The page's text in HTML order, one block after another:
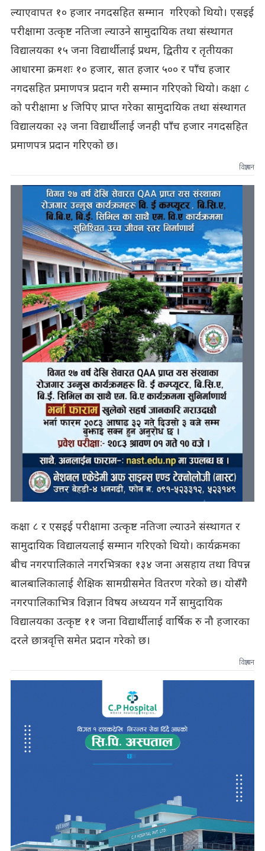
ल्याएवापत १० हजार नगदसहित सम्मान गरिएको थियो। एसइई
परीक्षामा उत्कृष्ट नतिजा ल्याउने सामुदायिक तथा संस्थागत
विद्यालयका १५ जना विद्यार्थीलाई प्रथम, द्वितीय र तृतीयका
आधारमा क्रमशः १० हजार, सात हजार ५०० र पाँच हजार
नगदसहित प्रमाणपत्र प्रदान गरी सम्मान गरिएको थियो। कक्षा ८
को परीक्षामा ४ जिपिए प्राप्त गरेका सामुदायिक तथा संस्थागत
विद्यालयका २३ जना विद्यार्थीलाई जनही पाँच हजार नगदसहित
प्रमाणपत्र प्रदान गरिएको छ।
विज्ञापन
कक्षा ८ र एसइई परीक्षामा उत्कृष्ट नतिजा ल्याउने संस्थागत र
सामुदायिक विद्यालयलाई सम्मान गरिएको थियो। कार्यक्रमका
बीच नगरपालिकाले नगरभित्रका १३४ जना असहाय तथा विपन्न
बालबालिकालाई शैक्षिक सामग्रीसमेत वितरण गरेको छ। योसँगै
नगरपालिकाभित्र विज्ञान विषय अध्ययन गर्ने सामुदायिक
विद्यालयका उत्कृष्ट ११ जना विद्यार्थीलाई वार्षिक रु नौ हजारका
दरले छात्रवृत्ति समेत प्रदान गरेको छ।
विज्ञापन